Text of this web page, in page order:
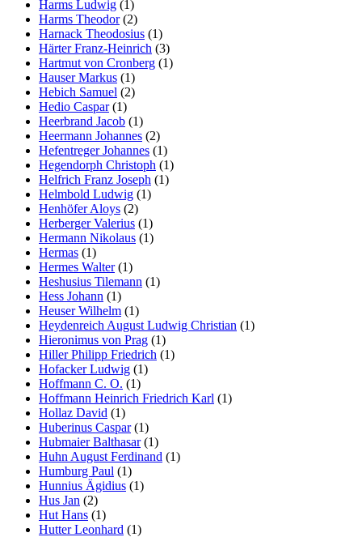
Harms Ludwig (1)
Harms Theodor(2)
Harnack Theodosius (1)
Härter Franz-Heinrich (3)
Hartmut von Cronberg (1)
Hauser Markus (1)
Hebich Samuel (2)
Hedio Caspar(1)
Heerbrand Jacob (1)
Heermann Johannes (2)
Hefentreger Johannes (1)
Hegendorph Christoph (1)
Helfrich Franz Joseph (1)
Helmbold Ludwig (1)
Henhöfer Aloys (2)
Herberger Valerius (1)
Hermann Nikolaus (1)
Hermas (1)
Hermes Walter(1)
Heshusius Tilemann (1)
Hess Johann (1)
Heuser Wilhelm (1)
Heydenreich August Ludwig Christian (1)
Hieronimus von Prag (1)
Hiller Philipp Friedrich (1)
Hofacker Ludwig (1)
Hoffmann C. O. (1)
Hoffmann Heinrich Friedrich Karl (1)
Hollaz David (1)
Huberinus Caspar(1)
Hubmaier Balthasar(1)
Huhn August Ferdinand (1)
Humburg Paul (1)
Hunnius Ägidius (1)
Hus Jan (2)
Hut Hans (1)
Hutter Leonhard (1)